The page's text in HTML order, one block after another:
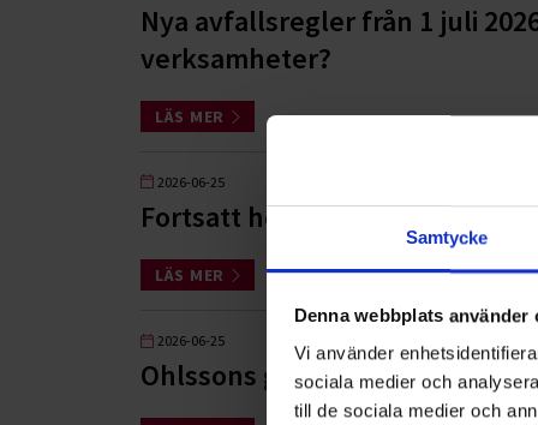
Samtycke
Denna webbplats använder
Vi använder
sociala medier och
till de sociala medier och
Nya avfallsregler från 1 juli
verksamheter?
LÄS MER
2026-06-25
Fortsatt hög efterfrågan på
LÄS MER
2026-06-25
Ohlssons ger fortsatt stöd i